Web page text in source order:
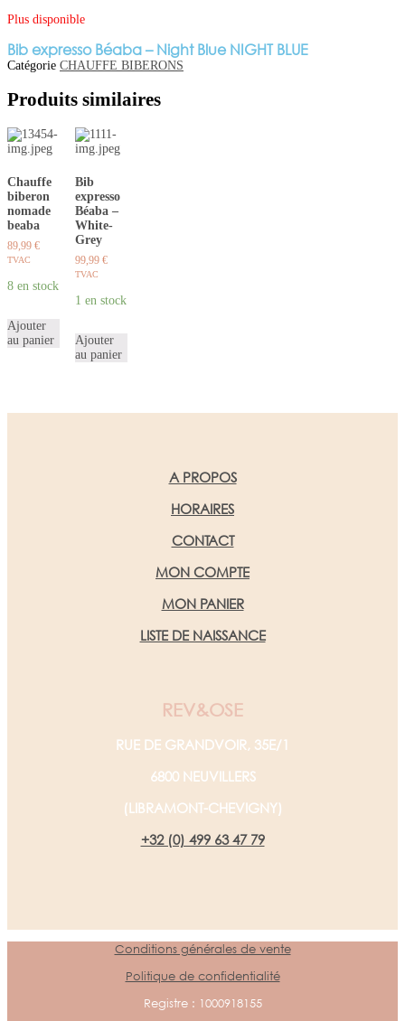
Plus disponible
Bib expresso Béaba – Night Blue NIGHT BLUE
Catégorie CHAUFFE BIBERONS
Produits similaires
Chauffe
biberon
nomade
beaba
89,99 €
TVAC
8 en stock
Ajouter
au panier
Bib
expresso
Béaba –
White-
Grey
99,99 €
TVAC
1 en stock
Ajouter
au panier
A PROPOS
HORAIRES
CONTACT
MON COMPTE
MON PANIER
LISTE DE NAISSANCE
REV&OSE
RUE DE GRANDVOIR, 35E/1
6800 NEUVILLERS
(LIBRAMONT-CHEVIGNY)
+32 (0) 499 63 47 79
Conditions générales de vente
Politique de confidentialité
Registre : 1000918155